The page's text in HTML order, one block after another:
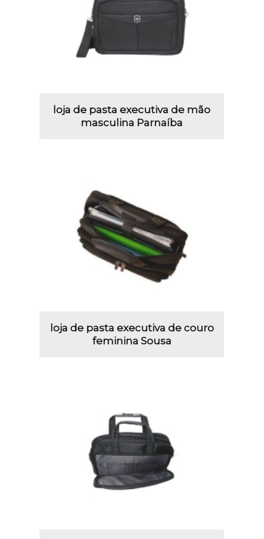
loja de pasta executiva de mão
masculina Parnaíba
loja de pasta executiva de couro
feminina Sousa